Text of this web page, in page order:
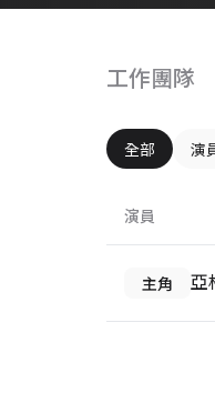
工作團隊
全部 演
演員
主角 亞